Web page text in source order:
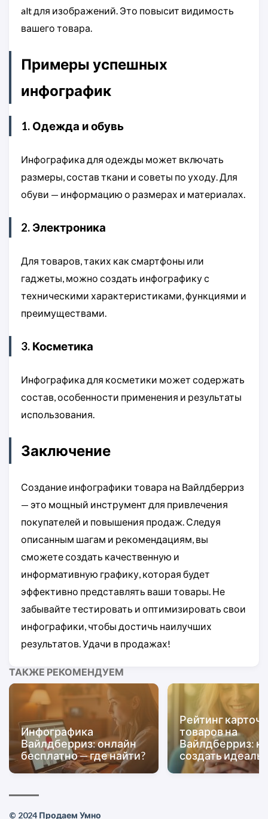
alt для изображений. Это повысит видимость
вашего товара.
Примеры успешных
инфографик
1. Одежда и обувь
Инфографика для одежды может включать
размеры, состав ткани и советы по уходу. Для
обуви — информацию о размерах и материалах.
2. Электроника
Для товаров, таких как смартфоны или
гаджеты, можно создать инфографику с
техническими характеристиками, функциями и
преимуществами.
3. Косметика
Инфографика для косметики может содержать
состав, особенности применения и результаты
использования.
Заключение
Создание инфографики товара на Вайлдберриз
— это мощный инструмент для привлечения
покупателей и повышения продаж. Следуя
описанным шагам и рекомендациям, вы
сможете создать качественную и
информативную графику, которая будет
эффективно представлять ваши товары. Не
забывайте тестировать и оптимизировать свои
инфографики, чтобы достичь наилучших
результатов. Удачи в продажах!
ТАКЖЕ РЕКОМЕНДУЕМ
Инфографика
Вайлдберриз: онлайн
бесплатно — где найти?
Рейтинг
товаров на
Вайлдберриз:
создать
© 2024 Продаем Умно